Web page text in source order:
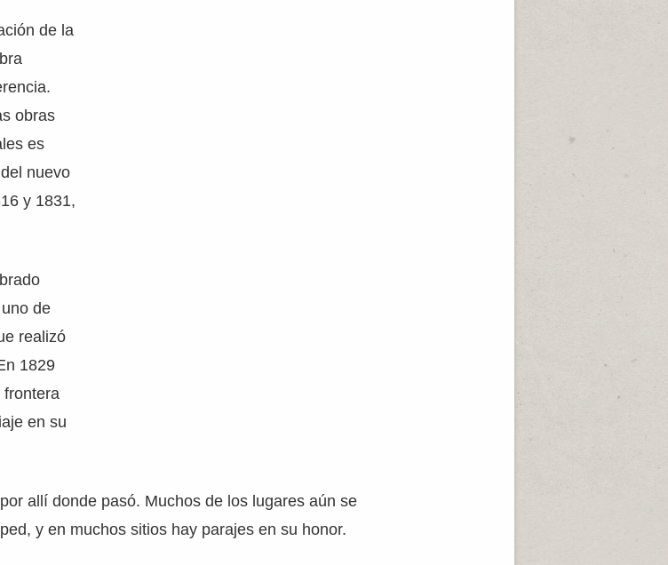
de la
obras
es
nuevo
y 1831,
de
realizó
1829
frontera
en su
allí donde pasó. Muchos de los lugares aún se
y en muchos sitios hay parajes en su honor.